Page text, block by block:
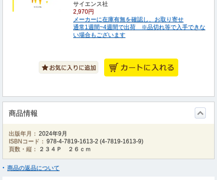
サイエンス社
2,970円
メーカーに在庫有無を確認し、お取り寄せ
通常1週間~4週間で出荷 ※品切れ等で入手できな
い場合もございます
商品情報
出版年月： 2024年9月
ISBNコード： 978-4-7819-1613-2 (4-7819-1613-9)
頁数・縦：
２３４Ｐ ２６ｃｍ
商品の返品について